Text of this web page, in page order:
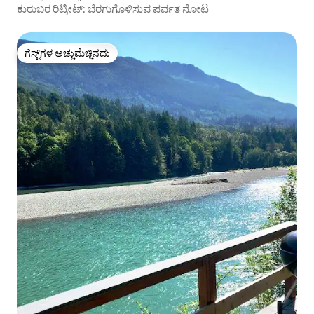
ಕುರುಬರ ರಿಟ್ರೀಟ್: ಬೆರಗುಗೊಳಿಸುವ ಪರ್ವತ ನೋಟ
ಗೆಸ್ಟ್‌ಗಳ ಅಚ್ಚುಮೆಚ್ಚಿನದು
ಗೆಸ್ಟ್‌ಗಳ ಅಚ್ಚುಮೆಚ್ಚಿನದು